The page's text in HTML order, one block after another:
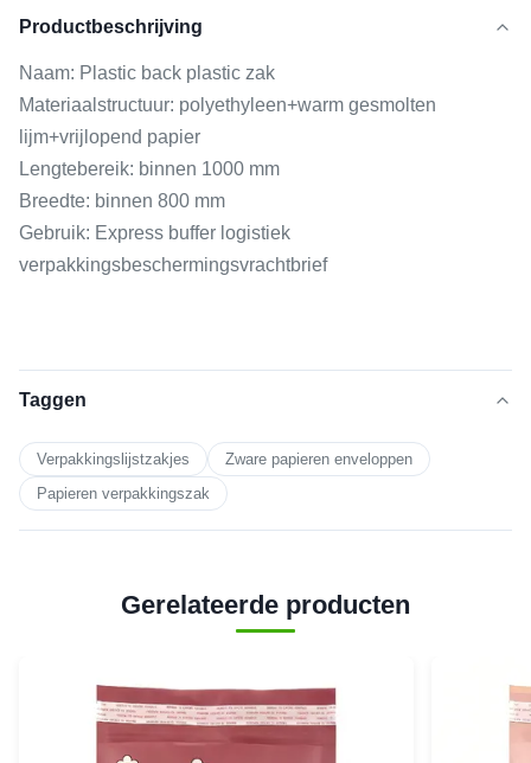
Productbeschrijving
Naam: Plastic back plastic zak
Materiaalstructuur: polyethyleen+warm gesmolten
lijm+vrijlopend papier
Lengtebereik: binnen 1000 mm
Breedte: binnen 800 mm
Gebruik: Express buffer logistiek
verpakkingsbeschermingsvrachtbrief
Taggen
Verpakkingslijstzakjes
Zware papieren enveloppen
Papieren verpakkingszak
Gerelateerde producten